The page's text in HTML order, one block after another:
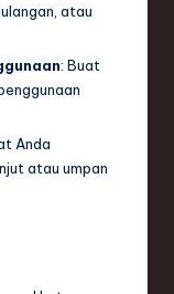
atau
: Buat
Anda
atau umpan